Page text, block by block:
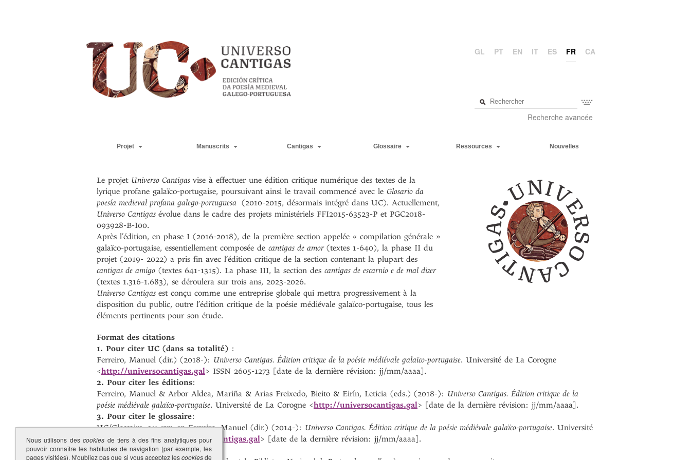
GL PT EN IT ES FR CA
Recherche avancée
Projet Manuscrits Cantigas Glossaire Ressources Nouvelles
Le projet Universo Cantigas vise à effectuer une édition critique numérique des textes de la
lyrique profane galaïco-portugaise, poursuivant ainsi le travail commencé avec le Glosario da
poesía medieval profana galego-portuguesa (2010-2015, désormais intégré dans UC). Actuellement,
Universo Cantigas évolue dans le cadre des projets ministériels FFI2015-63523-P et PGC2018-
093928-B-I00.
Après l’édition, en phase I (2016-2018), de la première section appelée « compilation générale »
galaïco-portugaise, essentiellement composée de cantigas de amor (textes 1-640), la phase II du
projet (2019- 2022) a pris fin avec l’édition critique de la section contenant la plupart des
cantigas de amigo (textes 641-1315). La phase III, la section des cantigas de escarnio e de mal dizer
(textes 1.316-1.683), se déroulera sur trois ans, 2023-2026.
Universo Cantigas est conçu comme une entreprise globale qui mettra progressivement à la
disposition du public, outre l’édition critique de la poésie médiévale galaïco-portugaise, tous les
éléments pertinents pour son étude.
Format des citations
1. Pour citer UC (dans sa totalité) :
Ferreiro, Manuel (dir.) (2018-): Universo Cantigas. Édition critique de la poésie médiévale galaïco-portugaise. Université de La Corogne
<http://universocantigas.gal> ISSN 2605-1273 [date de la dernière révision: jj/mm/aaaa].
2. Pour citer les éditions:
Ferreiro, Manuel & Arbor Aldea, Mariña & Arias Freixedo, Bieito & Eirín, Leticia (eds.) (2018-): Universo Cantigas. Édition critique de la
poésie médiévale galaïco-portugaise. Université de La Corogne <http://universocantigas.gal> [date de la dernière révision: jj/mm/aaaa].
3. Pour citer le glossaire:
UC/Glossaire, s.v.xxx, en Ferreiro, Manuel (dir.) (2014-): Universo Cantigas. Édition critique de la poésie médiévale galaïco-portugaise. Université
de La Corogne <http://universocantigas.gal> [date de la dernière révision: jj/mm/aaaa].
Nous utilisons descookies de tiers à des fins analytiques pour
pouvoir connaître les habitudes de navigation (par exemple, les
pages visitées). N'oubliez pas que si vous acceptez lescookiesde